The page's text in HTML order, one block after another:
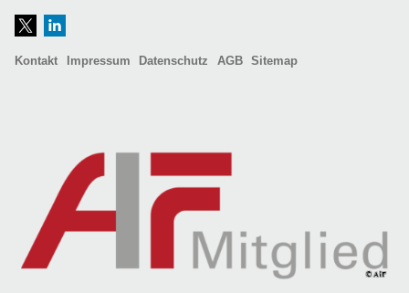
Kontakt Impressum Datenschutz AGB Sitemap